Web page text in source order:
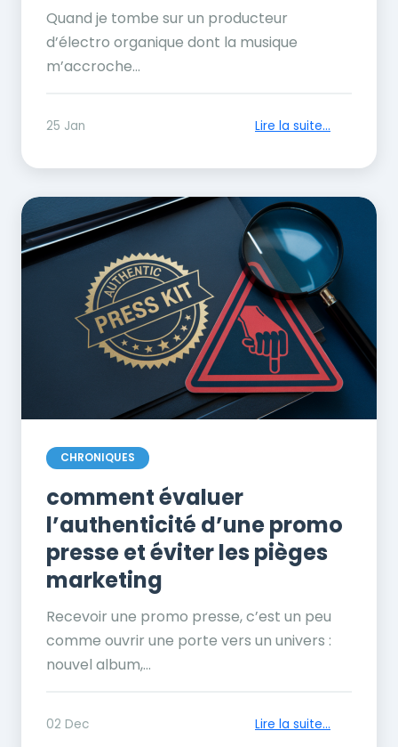
Quand je tombe sur un producteur
d’électro organique dont la musique
m’accroche...
25 Jan Lire la suite...
CHRONIQUES
comment évaluer
l’authenticité d’une promo
presse et éviter les pièges
marketing
Recevoir une promo presse, c’est un peu
comme ouvrir une porte vers un univers :
nouvel album,...
02 Dec Lire la suite...